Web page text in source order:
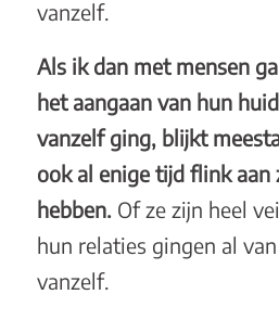
vanzelf.
Als ik dan met mensen
het aangaan van hun
vanzelf ging, blijkt
ook al enige tijd flink
hebben. Of ze zijn heel
hun relaties gingen al
vanzelf.